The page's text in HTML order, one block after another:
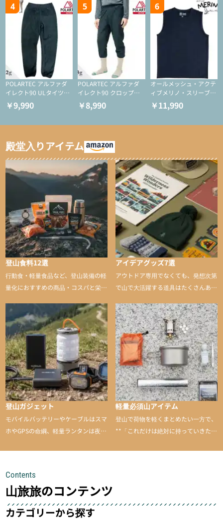
4
POLARTEC アルファダ
イレクト90 ULタイツ
（アクティブインサレー
ション/テント泊用パジ
￥9,990
5
POLARTEC アルファダ
イレクト90 クロップド
ULタイツ（アクティブ
インサレーション/テン
￥8,990
6
オールメッシュ・アクテ
ィブメリノ・スリーブレ
ス
￥11,990
殿堂入りアイテム
登山食料12選
行動食・軽量食品など、登山装備の軽
量化におすすめの商品・コスパと栄養
アイデアグッズ7選
アウトドア専用でなくても、発想次第
で山で大活躍する道具はたくさんあり
山に持ち込むと快適性や安心感をグッ
と引き上げてくれる――そんな意外性
のあるアイテムを紹介
登山ガジェット
モバイルバッテリーやケーブルはスマ
ホやGPSの命綱、軽量ランタンは夜間
して安全にしてくれます
軽量必須山アイテム
登山で荷物を軽くまとめたい一方で、
**「これだけは絶対に持っていきた
Contents
山旅旅のコンテンツ
カテゴリーから探す